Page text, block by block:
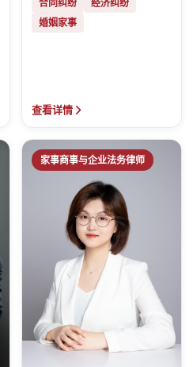
合同纠纷
经济纠纷
婚姻家事
查看详情
家事商事与企业法务律师